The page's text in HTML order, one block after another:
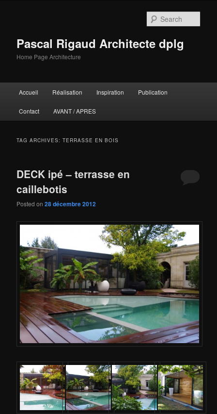
Pascal Rigaud Architecte dplg
Home Page Architecture
Skip to primary content
Skip to secondary content
Accueil Réalisation Inspiration Publication
Contact AVANT / APRES
TAG ARCHIVES:TERRASSE EN BOIS
DECK ipé – terrasse en
caillebotis
Posted on28 décembre 2012